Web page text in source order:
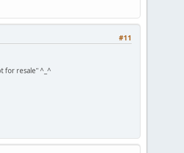
#11
for resale" ^_^